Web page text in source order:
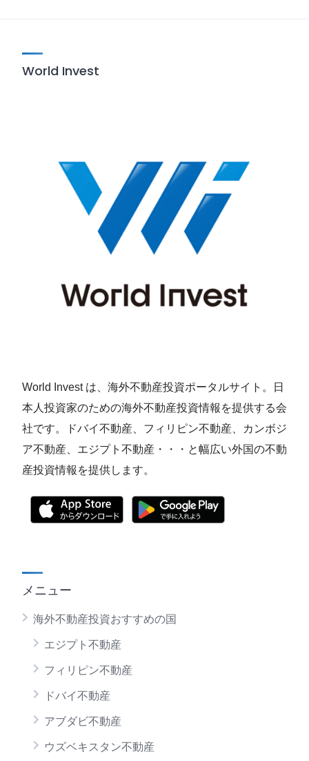
World Invest
World Invest は、海外不動産投資ポータルサイト。日
本人投資家のための海外不動産投資情報を提供する会
社です。ドバイ不動産、フィリピン不動産、カンボジ
ア不動産、エジプト不動産・・・と幅広い外国の不動
産投資情報を提供します。
メニュー
海外不動産投資おすすめの国
エジプト不動産
フィリピン不動産
ドバイ不動産
アブダビ不動産
ウズベキスタン不動産